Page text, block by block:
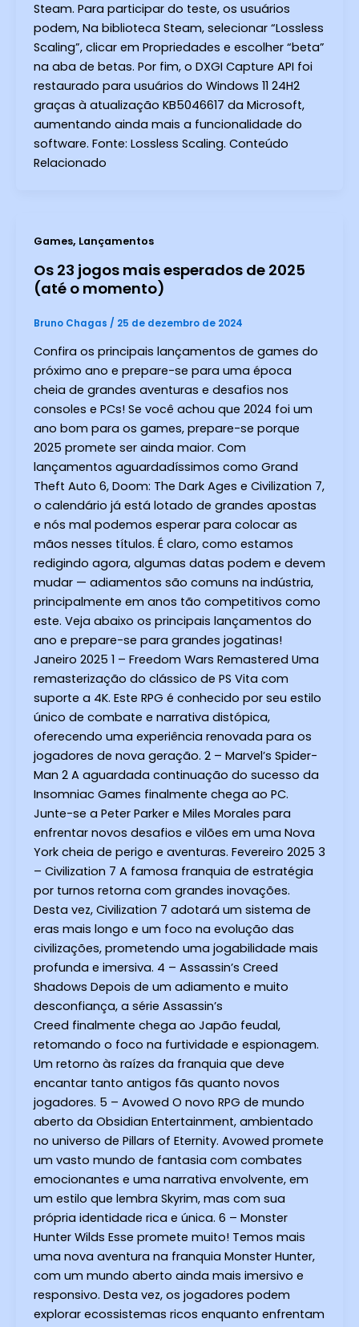
Steam. Para participar do teste, os usuários
podem, Na biblioteca Steam, selecionar “Lossless
Scaling”, clicar em Propriedades e escolher “beta”
na aba de betas. Por fim, o DXGI Capture API foi
restaurado para usuários do Windows 11 24H2
graças à atualização KB5046617 da Microsoft,
aumentando ainda mais a funcionalidade do
software. Fonte: Lossless Scaling. Conteúdo
Relacionado
Games, Lançamentos
Os 23 jogos mais esperados de 2025
(até o momento)
Bruno Chagas / 25 de dezembro de 2024
Confira os principais lançamentos de games do
próximo ano e prepare-se para uma época
cheia de grandes aventuras e desafios nos
consoles e PCs! Se você achou que 2024 foi um
ano bom para os games, prepare-se porque
2025 promete ser ainda maior. Com
lançamentos aguardadíssimos como Grand
Theft Auto 6, Doom: The Dark Ages e Civilization 7,
o calendário já está lotado de grandes apostas
e nós mal podemos esperar para colocar as
mãos nesses títulos. É claro, como estamos
redigindo agora, algumas datas podem e devem
mudar — adiamentos são comuns na indústria,
principalmente em anos tão competitivos como
este. Veja abaixo os principais lançamentos do
ano e prepare-se para grandes jogatinas!
Janeiro 2025 1 – Freedom Wars Remastered Uma
remasterização do clássico de PS Vita com
suporte a 4K. Este RPG é conhecido por seu estilo
único de combate e narrativa distópica,
oferecendo uma experiência renovada para os
jogadores de nova geração. 2 – Marvel’s Spider-
Man 2 A aguardada continuação do sucesso da
Insomniac Games finalmente chega ao PC.
Junte-se a Peter Parker e Miles Morales para
enfrentar novos desafios e vilões em uma Nova
York cheia de perigo e aventuras. Fevereiro 2025 3
– Civilization 7 A famosa franquia de estratégia
por turnos retorna com grandes inovações.
Desta vez, Civilization 7 adotará um sistema de
eras mais longo e um foco na evolução das
civilizações, prometendo uma jogabilidade mais
profunda e imersiva. 4 – Assassin’s Creed
Shadows Depois de um adiamento e muito
desconfiança, a série Assassin’s
Creed finalmente chega ao Japão feudal,
retomando o foco na furtividade e espionagem.
Um retorno às raízes da franquia que deve
encantar tanto antigos fãs quanto novos
jogadores. 5 – Avowed O novo RPG de mundo
aberto da Obsidian Entertainment, ambientado
no universo de Pillars of Eternity. Avowed promete
um vasto mundo de fantasia com combates
emocionantes e uma narrativa envolvente, em
um estilo que lembra Skyrim, mas com sua
própria identidade rica e única. 6 – Monster
Hunter Wilds Esse promete muito! Temos mais
uma nova aventura na franquia Monster Hunter,
com um mundo aberto ainda mais imersivo e
responsivo. Desta vez, os jogadores podem
explorar ecossistemas ricos enquanto enfrentam